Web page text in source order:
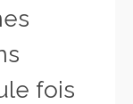
fois